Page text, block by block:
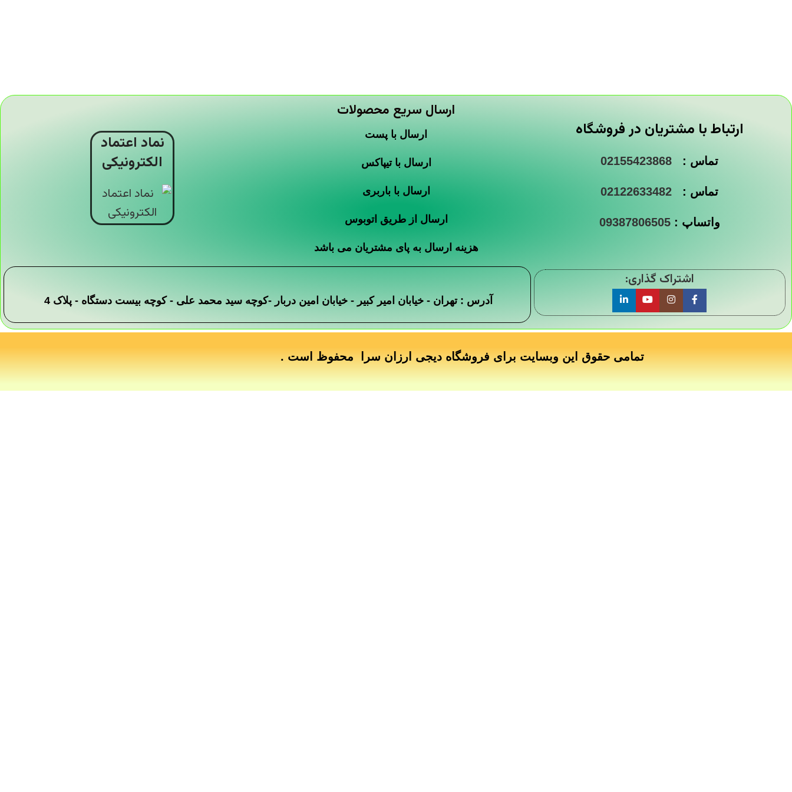
ارتباط با مشتریان در فروشگاه
تماس : 02155423868
تماس : 02122633482
واتساپ :09387806505
ارسال سریع محصولات
ارسال با پست
ارسال با تیپاکس
ارسال با باربری
ارسال از طریق اتوبوس
هزینه ارسال به پای مشتریان می باشد
نماد اعتماد
الکترونیکی
اشتراک گذاری:
آدرس : تهران - خیابان امیر کبیر - خیابان امین دربار -کوچه سید محمد علی - کوچه بیست دستگاه - پلاک 4
تمامی حقوق این وبسایت برای فروشگاه دیجی ارزان سرا محفوظ است .